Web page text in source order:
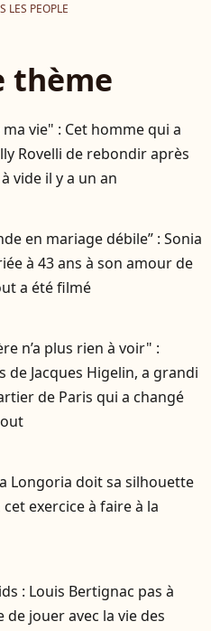
LES PEOPLE
thème
vie" : Cet homme qui a
Rovelli de rebondir après
vide il y a un an
en mariage débile” : Sonia
à 43 ans à son amour de
a été filmé
n’a plus rien à voir" :
de Jacques Higelin, a grandi
de Paris qui a changé
Longoria doit sa silhouette
exercice à faire à la
: Louis Bertignac pas à
de jouer avec la vie des